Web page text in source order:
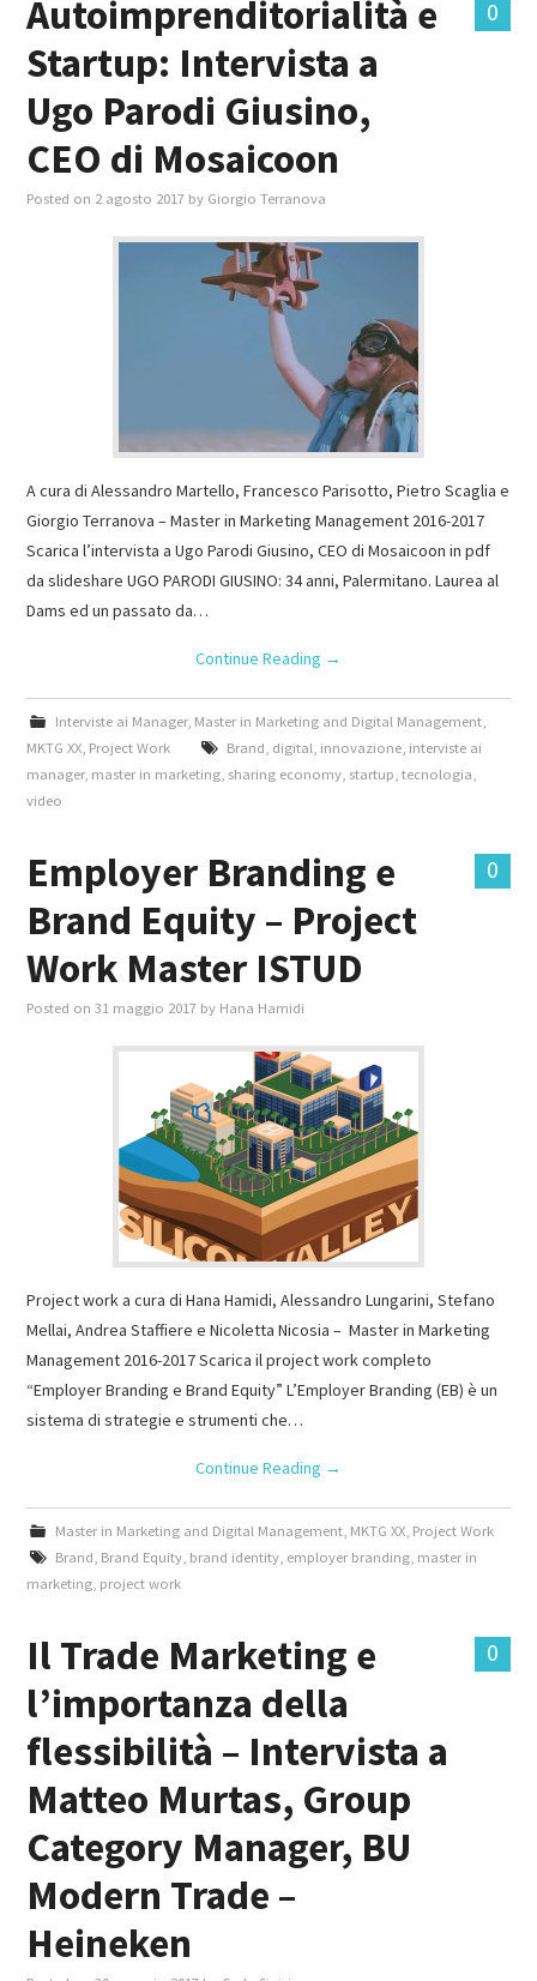
0
Autoimprenditorialità e
Startup: Intervista a
Ugo Parodi Giusino,
CEO di Mosaicoon
Posted on 2 agosto 2017 by Giorgio Terranova
A cura di Alessandro Martello, Francesco Parisotto, Pietro Scaglia e
Giorgio Terranova – Master in Marketing Management 2016-2017
Scarica l’intervista a Ugo Parodi Giusino, CEO di Mosaicoon in pdf
da slideshare UGO PARODI GIUSINO: 34 anni, Palermitano. Laurea al
Dams ed un passato da…
Continue Reading →
Interviste ai Manager, Master in Marketing and Digital Management,
MKTG XX Project Work Brand digital innovazione, interviste ai
manager, master in marketing sharing economy startup ,tecnologia
video
0
Employer Branding e
Brand Equity – Project
Work Master ISTUD
Posted on31 maggio 2017 by Hana Hamidi
Project work a cura di Hana Hamidi, Alessandro Lungarini, Stefano
Mellai, Andrea Staffiere e Nicoletta Nicosia – Master in Marketing
Management 2016-2017 Scarica il project work completo
“Employer Branding e Brand Equity” L’Employer Branding (EB) è un
sistema di strategie e strumenti che…
Continue Reading →
Master in Marketing and Digital Management, MKTG XX, Project Work
Brand Brand Equity, brand identity, employer branding, master in
marketing project work
0
Il Trade Marketing e
l’importanza della
flessibilità – Intervista a
Matteo Murtas, Group
Category Manager, BU
Modern Trade –
Heineken